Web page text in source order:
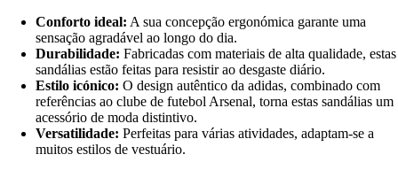
Conforto ideal: A sua concepção ergonómica garante uma
sensação agradável ao longo do dia.
Durabilidade: Fabricadas com materiais de alta qualidade, estas
sandálias estão feitas para resistir ao desgaste diário.
Estilo icónico: O design autêntico da adidas, combinado com
referências ao clube de futebol Arsenal, torna estas sandálias um
acessório de moda distintivo.
Versatilidade: Perfeitas para várias atividades, adaptam-se a
muitos estilos de vestuário.